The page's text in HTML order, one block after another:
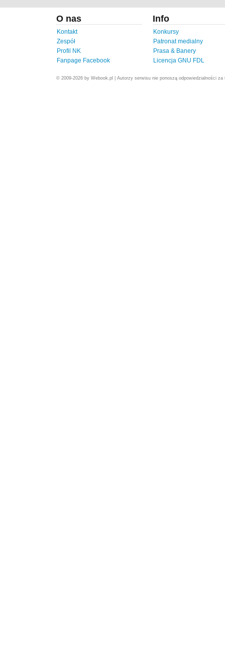
O nas
Kontakt
Zespół
Profil NK
Fanpage Facebook
Info
Konkursy
Patronat medialny
Prasa & Banery
Licencja GNU FDL
© 2009-2026 by Webook.pl | Autorzy serwisu nie ponoszą odpowiedzialności